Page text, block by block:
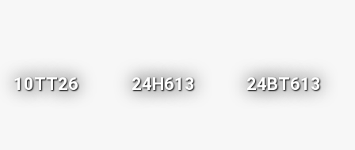
10TT26 24H613 24BT613